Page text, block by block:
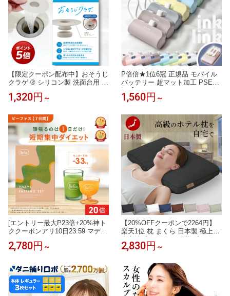
【限定クーポン配布中】おそうじ
クラゲ ® シリコン製 洗面台用 ヘ
対応 排水口 ゴミ受け ネット交換
ムーズ 特許取得済
1,320円 ～
P倍倍★1位6冠 正規品 モバイル
バッテリー 超マット加工 PSE認
える】大容量 小型 軽量 ミニ iPh
ケーブル内蔵 Android Type-c ラ
イトニング アイフォン アンドロ
イド 充電器 急速 急速充電器 500
0/10000mAh
1,560円 ～
[エントリー最大P23倍+20%神ト
ククーポンアリ10日23:59 マデ]B
efas ビーファス ファスティング
セット 酵素ドリンク スムージー
エットフード 低カロリー 酵素
【3日間】【7日間】
2,780円 ～
【20%OFFクーポンで2264円】
楽天1位 枕 まくら 日本製 極上の
寝心地 高級 ホテル仕様プレミア
ム枕 ふわふ いびき対策 わ 高さ
横向き寝対応 丸洗いOK 63×43c
m 送料無料
2,830円 ～